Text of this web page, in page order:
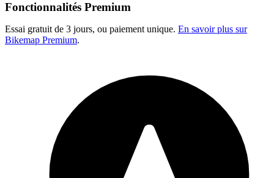
Fonctionnalités Premium
Essai gratuit de 3 jours, ou paiement unique. En savoir plus sur
Bikemap Premium.